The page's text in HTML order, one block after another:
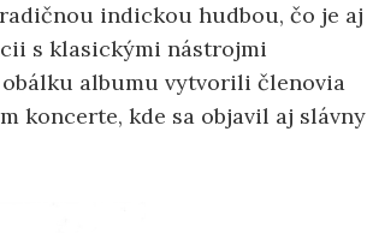
indickou hudbou, čo je aj
s klasickými nástrojmi
albumu vytvorili členovia
koncerte, kde sa objavil aj slávny